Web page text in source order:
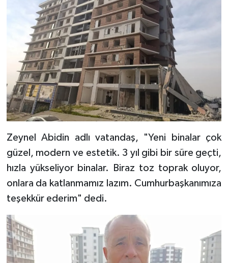
Zeynel Abidin adlı vatandaş, "Yeni binalar çok
güzel, modern ve estetik. 3 yıl gibi bir süre geçti,
hızla yükseliyor binalar. Biraz toz toprak oluyor,
onlara da katlanmamız lazım. Cumhurbaşkanımıza
teşekkür ederim" dedi.